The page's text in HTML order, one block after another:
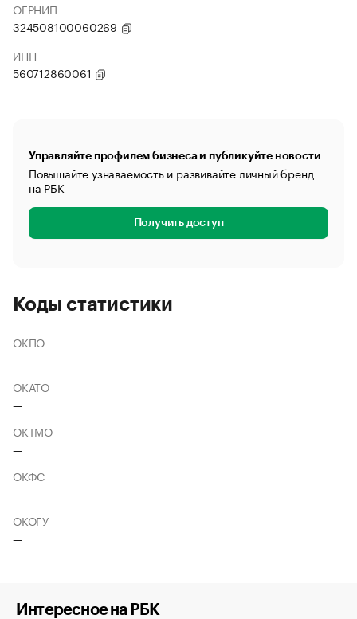
ОГРНИП
324508100060269
ИНН
560712860061
Управляйте профилем бизнеса и публикуйте новости
Повышайте узнаваемость и развивайте личный бренд
на РБК
Получить доступ
Коды статистики
ОКПО
—
ОКАТО
—
ОКТМО
—
ОКФС
—
ОКОГУ
—
Интересное на РБК